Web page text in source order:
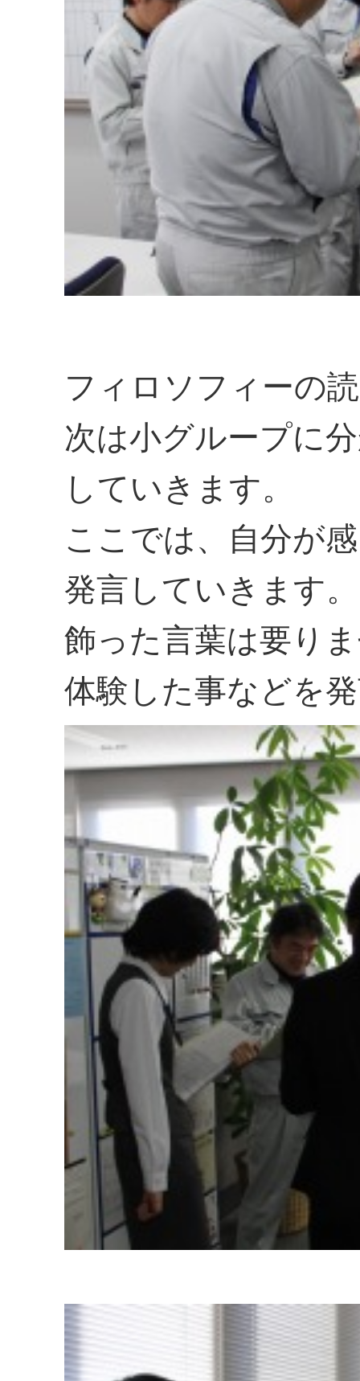
フィロソフィーの
次は小グループに
していきます。
ここでは、自分が
発言していきます。
飾った言葉は要り
体験した事などを